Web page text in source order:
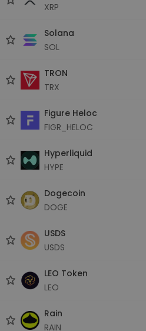
XRP
Solana
SOL
TRON
TRX
Figure Heloc
FIGR_HELOC
Hyperliquid
HYPE
Dogecoin
DOGE
USDS
USDS
LEO Token
LEO
Rain
RAIN